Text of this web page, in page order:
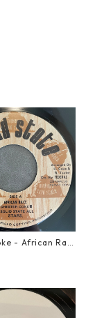
- African Rac